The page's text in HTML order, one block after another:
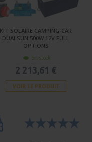
KIT SOLAIRE CAMPING-CAR
DUALSUN 500W 12V FULL
OPTIONS
En stock
2 213,61 €
VOIR LE PRODUIT